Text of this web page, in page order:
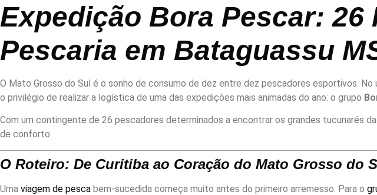
Expedição Bora Pescar: 26
Pescaria em Bataguassu
O Mato Grosso do Sul é o sonho de consumo de dez entre dez pescadores esportivos.
o privilégio de realizar a logística de uma das expedições mais animadas do ano: o grupo
Com um contingente de 26 pescadores determinados a encontrar os grandes tucunarés
de conforto.
O Roteiro: De Curitiba ao Coração do Mato Grosso do
Uma viagem de pesca bem-sucedida começa muito antes do primeiro arremesso. Para o